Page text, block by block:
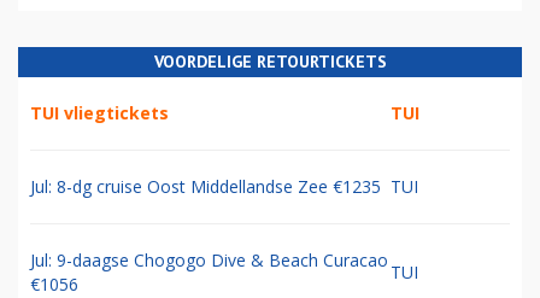
VOORDELIGE RETOURTICKETS
TUI vliegtickets TUI
Jul: 8-dg cruise Oost Middellandse Zee €1235 TUI
Jul: 9-daagse Chogogo Dive & Beach Curacao
€1056
TUI